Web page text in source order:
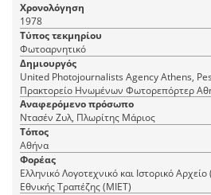
Χρονολόγηση
1978
Τύπος τεκμηρίου
Φωτοαρνητικό
Δημιουργός
United Photojournalists Agency Athens, Pesmazoglou Arcade,
Πρακτορείο Ηνωμένων Φωτορεπόρτερ Αθήνα, Σταδίου 36 Στοά
Πεσμαζόγλου, τηλ. 22-348
Αναφερόμενο πρόσωπο
Ντασέν Ζυλ, Πλωρίτης Μάριος
Τόπος
Αθήνα
Φορέας
Ελληνικό Λογοτεχνικό και Ιστορικό
Εθνικής Τραπέζης (ΜΙΕΤ)